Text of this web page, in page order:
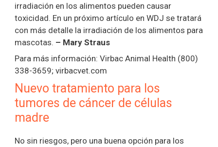
irradiación en los alimentos pueden causar
toxicidad. En un próximo artículo en WDJ se tratará
con más detalle la irradiación de los alimentos para
mascotas. – Mary Straus
Para más información: Virbac Animal Health (800)
338-3659; virbacvet.com
Nuevo tratamiento para los
tumores de cáncer de células
madre
No sin riesgos, pero una buena opción para los